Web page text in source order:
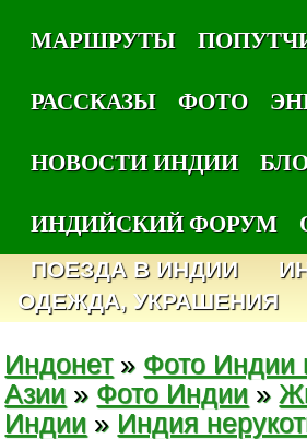
МАРШРУТЫ
РАССКАЗЫ
ФОТО
НОВОСТИ ИНДИИ
ИНДИЙСКИЙ ФОРУМ
ПОЕЗДА В ИНДИИ
ОДЕЖДА, УКРАШЕНИЯ
Индонет» Фото
Азии » Фото Индии »
Индии » Индия